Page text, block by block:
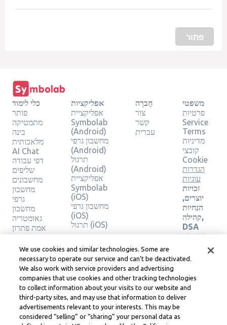
פתור
כלי לימוד
פותר
מתמטיקה
בינה
מלאכותית
AI Chat
דפי עבודה
שליפים
מחשבונים
מחשבון
גרפי
מחשבון
גאומטריה
אמת פתרון
אפליקציות
אפליקציית
Symbolab
(Android)
מחשבון גרפי
(Android)
תרגול
(Android)
אפליקציית
Symbolab
(iOS)
מחשבון גרפי
(iOS)
תרגול (iOS)
חֶברָה
צור
קשר
עברית
משפטי
פרטיות
Service
Terms
מדיניות
קובצי
Cookie
הגדרות
עוגיות
זכויות
יוצרים,
הנחיות
קהילה,
DSA
ומשאבים
משפטיים
אחרים
משפטי
Learneo
תנאי
השירות
We use cookies and similar technologies. Some are
necessary to operate our service and can’t be deactivated.
We also work with service providers and advertising
companies that use cookies and other tracking technologies
to collect information about your visits to our website and
third-party sites, and may use that information to deliver
advertisements relevant to your interests. This may be
considered “selling” or “sharing” your personal data as